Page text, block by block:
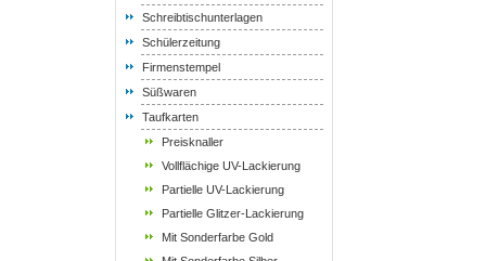
Schreibtischunterlagen
Schülerzeitung
Firmenstempel
Süßwaren
Taufkarten
Preisknaller
Vollflächige UV-Lackierung
Partielle UV-Lackierung
Partielle Glitzer-Lackierung
Mit Sonderfarbe Gold